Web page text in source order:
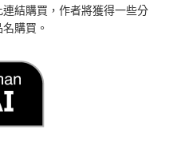
結購買，作者將獲得一些分
購買。